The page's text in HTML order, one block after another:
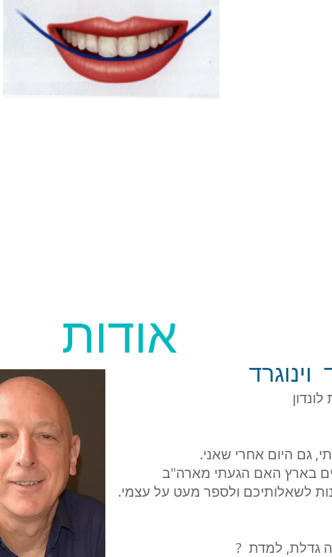
אודות
גם היום אחרי שאני
בארץ האם הגעתי מארה"ב
לשאלותיכם ולספר מעט על עצמי
גדלת, למדת